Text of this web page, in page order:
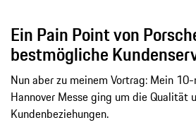
Ein Pain Point von
bestmögliche
Nun aber zu meinem Vortrag: Mein
Hannover Messe ging um die Qualität
Kundenbeziehungen.